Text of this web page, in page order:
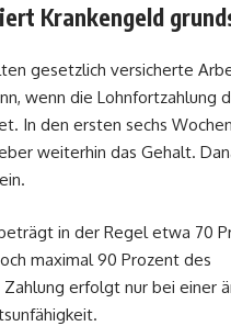
Krankengeld
gesetzlich versicherte
wenn die Lohnfortzahlung
In den ersten sechs
weiterhin das Gehalt.
in der Regel etwa 70
maximal 90 Prozent des
erfolgt nur bei einer